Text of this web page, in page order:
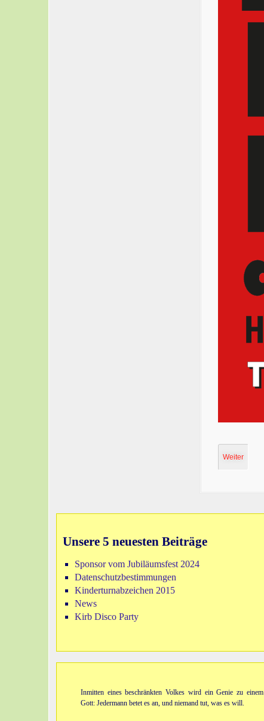
Weiter
Unsere 5 neuesten Beiträge
Sponsor vom Jubiläumsfest 2024
Datenschutzbestimmungen
Kinderturnabzeichen 2015
News
Kirb Disco Party
Inmitten eines beschränkten Volkes wird ein Genie zu einem
Gott: Jedermann betet es an, und niemand tut, was es will.